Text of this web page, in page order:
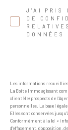
J'AI PRIS
DE
Les informations
La Boite Immo agissant
clientèle/prospects de
personnelles. La base
Elles sont conservées
Conformément à la loi «
d’effacement,